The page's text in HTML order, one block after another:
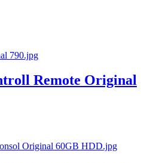
Remote Original